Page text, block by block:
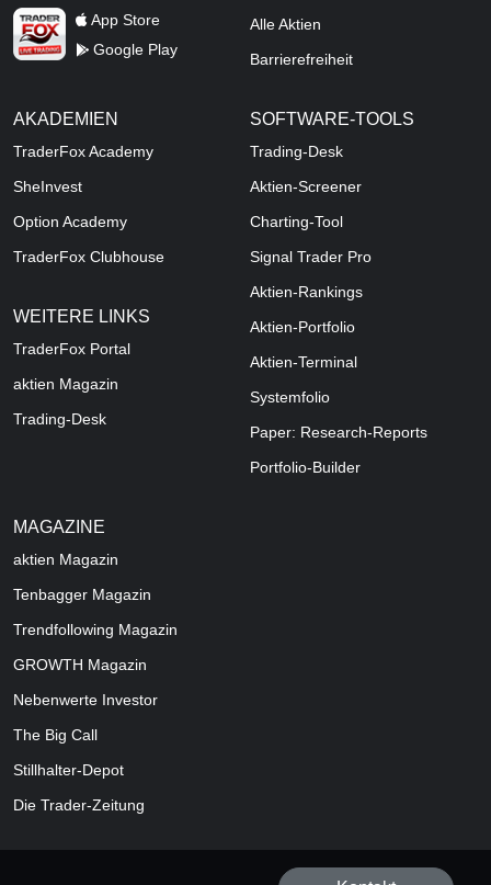
TraderFox Live Trading
App Store
Google Play
Alle Aktien
Barrierefreiheit
AKADEMIEN
TraderFox Academy
SheInvest
Option Academy
TraderFox Clubhouse
WEITERE LINKS
TraderFox Portal
aktien Magazin
Trading-Desk
SOFTWARE-TOOLS
Trading-Desk
Aktien-Screener
Charting-Tool
Signal Trader Pro
Aktien-Rankings
Aktien-Portfolio
Aktien-Terminal
Systemfolio
Paper: Research-Reports
Portfolio-Builder
MAGAZINE
aktien Magazin
Tenbagger Magazin
Trendfollowing Magazin
GROWTH Magazin
Nebenwerte Investor
The Big Call
Stillhalter-Depot
Die Trader-Zeitung